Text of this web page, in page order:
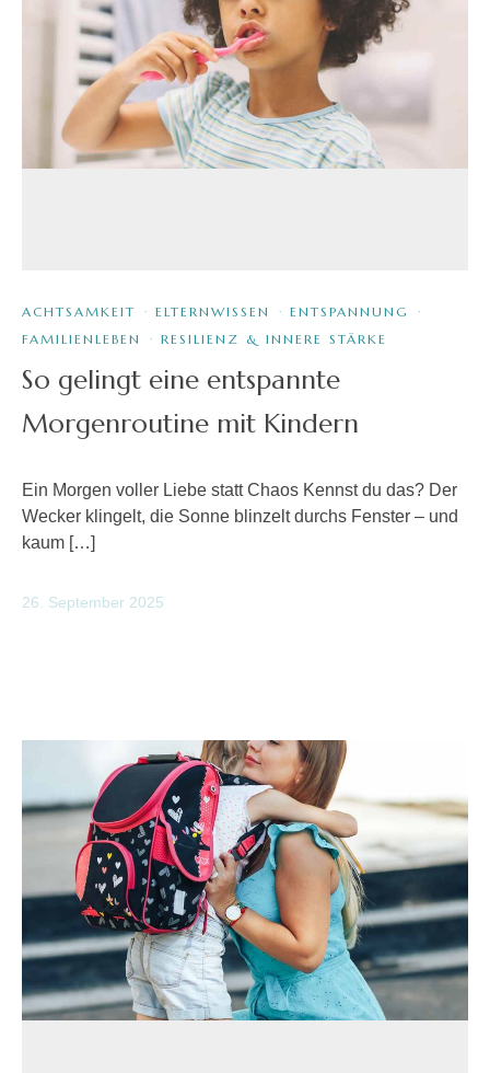
ACHTSAMKEIT · ELTERNWISSEN · ENTSPANNUNG
·
FAMILIENLEBEN
· RESILIENZ & INNERE STÄRKE
So gelingt eine entspannte
Morgenroutine mit Kindern
Ein Morgen voller Liebe statt Chaos Kennst du das? Der
Wecker klingelt, die Sonne blinzelt durchs Fenster – und
kaum […]
26. September 2025